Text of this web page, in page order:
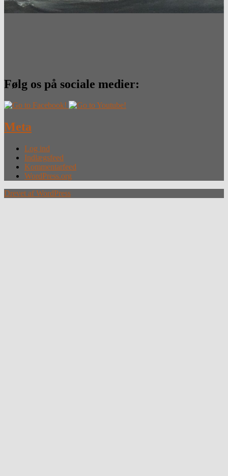
Følg os på sociale medier:
Meta
Log ind
Indlægsfeed
Kommentarfeed
WordPress.org
Drevet af WordPress